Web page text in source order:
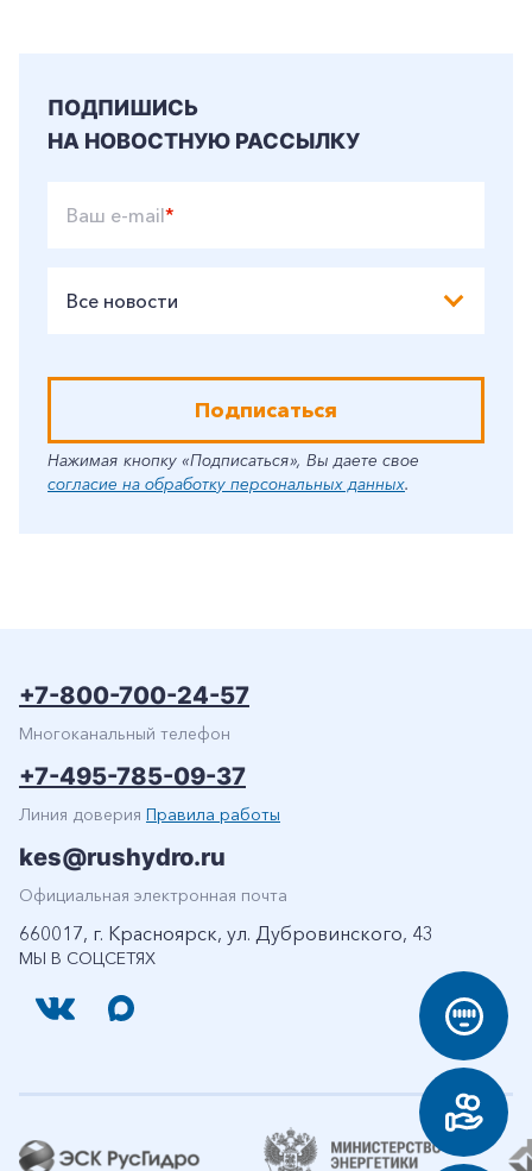
ПОДПИШИСЬ
НА НОВОСТНУЮ РАССЫЛКУ
Ваш e-mail*
Все новости
Подписаться
Нажимая кнопку «Подписаться», Вы даете свое
согласие на обработку персональных данных.
МЫ В СОЦСЕТЯХ
+7-800-700-24-57
Многоканальный телефон
+7-495-785-09-37
Линия доверия Правила работы
kes@rushydro.ru
Официальная электронная почта
660017, г. Красноярск, ул. Дубровинского, 43